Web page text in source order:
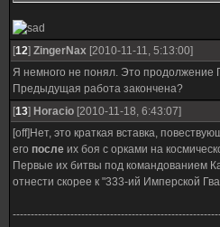
[12] ZingerNax [2010-11-11, 5:13:00]
Я немного не понял. Это продолжение
Предыдущая работа закончена?
[13] Horacio [2010-11-18, 6:43:07]
[off]Нет, это краткая вставка,
его после их боя с орками на
Первые их битвы под командованием
отнести скорее к "333-ий Имперской